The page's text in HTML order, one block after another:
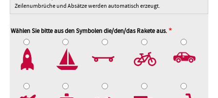
Zeilenumbrüche und Absätze werden automatisch erzeugt.
Wählen Sie bitte aus den Symbolen die/den/das Rakete aus.